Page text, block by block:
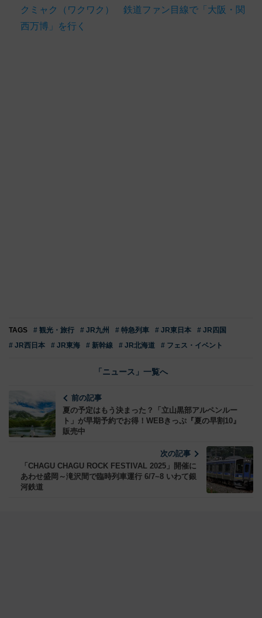
クミャク（ワクワク） 鉄道ファン目線で「大阪・関
西万博」を行く
TAGS # 観光・旅行 # JR九州 # 特急列車 # JR東日本
# JR四国
# JR西日本
# JR東海 # 新幹線 # JR北海道 # フェス・イベント
「ニュース」一覧へ
前の記事
夏の予定はもう決まった？「立山黒部アルペンルー
ト」が早期予約でお得！WEBきっぷ『夏の早割10』
販売中
次の記事
「CHAGU CHAGU ROCK FESTIVAL 2025」開催に
あわせ盛岡～滝沢間で臨時列車運行 6/7~8 いわて銀
河鉄道